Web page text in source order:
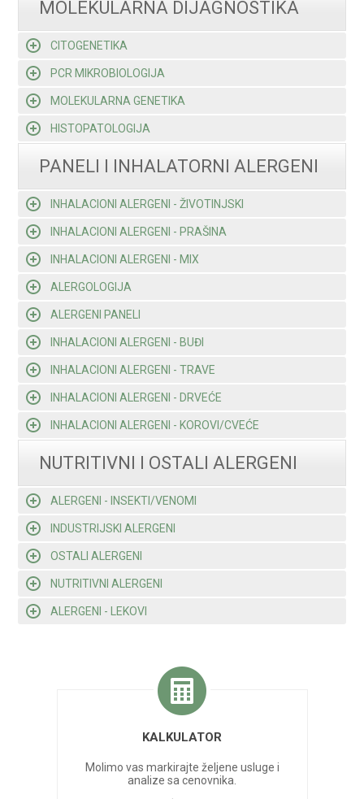
MOLEKULARNA DIJAGNOSTIKA
CITOGENETIKA
PCR MIKROBIOLOGIJA
MOLEKULARNA GENETIKA
HISTOPATOLOGIJA
PANELI I INHALATORNI ALERGENI
INHALACIONI ALERGENI - ŽIVOTINJSKI
INHALACIONI ALERGENI - PRAŠINA
INHALACIONI ALERGENI - MIX
ALERGOLOGIJA
ALERGENI PANELI
INHALACIONI ALERGENI - BUĐI
INHALACIONI ALERGENI - TRAVE
INHALACIONI ALERGENI - DRVEĆE
INHALACIONI ALERGENI - KOROVI/CVEĆE
NUTRITIVNI I OSTALI ALERGENI
ALERGENI - INSEKTI/VENOMI
INDUSTRIJSKI ALERGENI
OSTALI ALERGENI
NUTRITIVNI ALERGENI
ALERGENI - LEKOVI
KALKULATOR
Molimo vas markirajte željene usluge i
analize sa cenovnika.